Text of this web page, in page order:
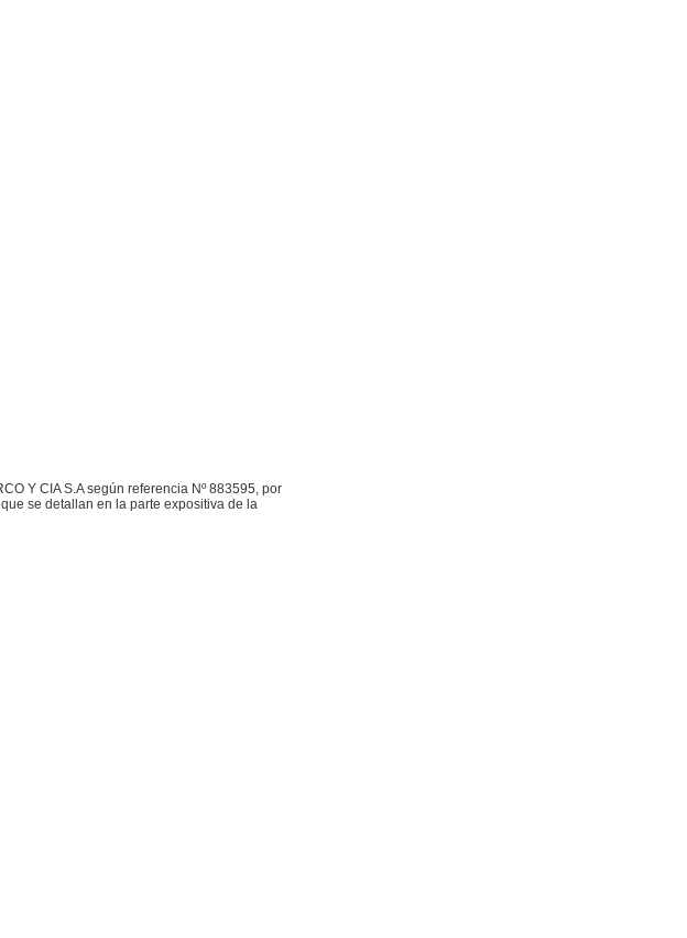
Y CIA S.A según referencia Nº 883595, por
se detallan en la parte expositiva de la